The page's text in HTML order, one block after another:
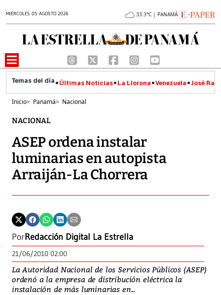
MIÉRCOLES 05 AGOSTO 2026 33.3°C | PANAMÁ
Últimas Noticias La Llorona Venezuela José
Inicio> Panamá> Nacional
NACIONAL
ASEP ordena instalar
luminarias en autopista
Arraiján-La Chorrera
PorRedacción Digital La Estrella
21/06/2010 02:00
La Autoridad Nacional de los Servicios Públicos (ASEP)
ordenó a la empresa de distribución eléctrica la
instalación de más luminarias en...